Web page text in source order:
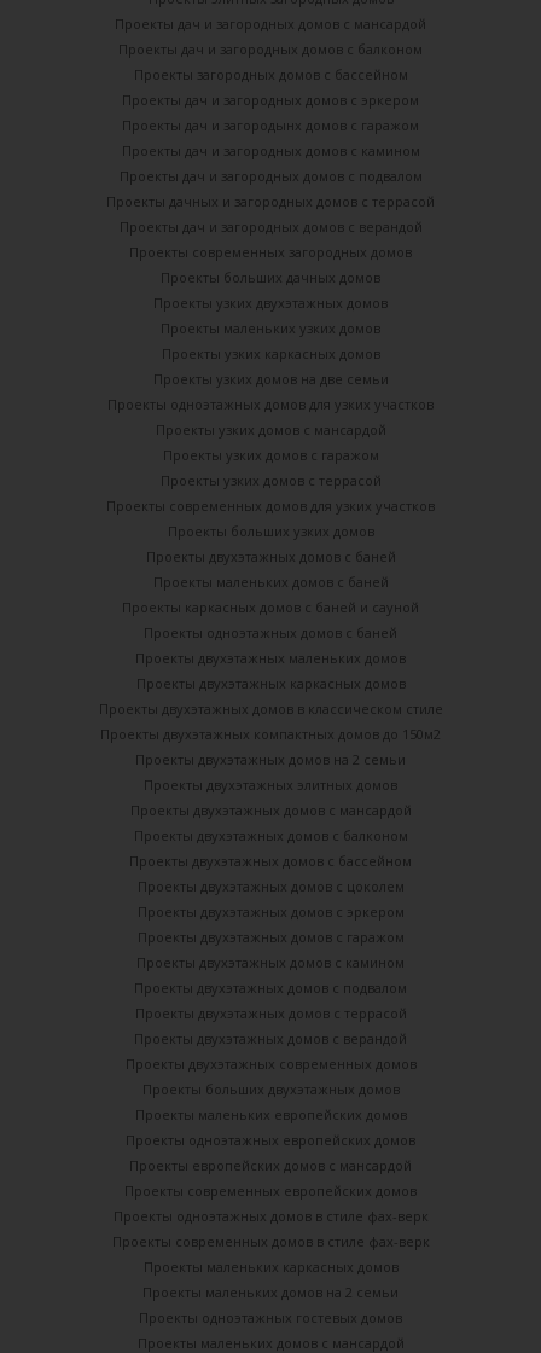
Проекты дач и загородных домов с мансардой
Проекты дач и загородных домов с балконом
Проекты загородных домов с бассейном
Проекты дач и загородных домов с эркером
Проекты дач и загородынх домов с гаражом
Проекты дач и загородных домов с камином
Проекты дач и загородных домов с подвалом
Проекты дачных и загородных домов с террасой
Проекты дач и загородных домов с верандой
Проекты современных загородных домов
Проекты больших дачных домов
Проекты узких двухэтажных домов
Проекты маленьких узких домов
Проекты узких каркасных домов
Проекты узких домов на две семьи
Проекты одноэтажных домов для узких участков
Проекты узких домов с мансардой
Проекты узких домов с гаражом
Проекты узких домов с террасой
Проекты современных домов для узких участков
Проекты больших узких домов
Проекты двухэтажных домов с баней
Проекты маленьких домов с баней
Проекты каркасных домов c баней и сауной
Проекты одноэтажных домов с баней
Проекты двухэтажных маленьких домов
Проекты двухэтажных каркасных домов
Проекты двухэтажных домов в классическом стиле
Проекты двухэтажных компактных домов до 150м2
Проекты двухэтажных домов на 2 семьи
Проекты двухэтажных элитных домов
Проекты двухэтажных домов с мансардой
Проекты двухэтажных домов с балконом
Проекты двухэтажных домов с бассейном
Проекты двухэтажных домов с цоколем
Проекты двухэтажных домов с эркером
Проекты двухэтажных домов с гаражом
Проекты двухэтажных домов с камином
Проекты двухэтажных домов с подвалом
Проекты двухэтажных домов с террасой
Проекты двухэтажных домов с верандой
Проекты двухэтажных современных домов
Проекты больших двухэтажных домов
Проекты маленьких европейских домов
Проекты одноэтажных европейских домов
Проекты европейских домов с мансардой
Проекты современных европейских домов
Проекты одноэтажных домов в стиле фах-верк
Проекты современных домов в стиле фах-верк
Проекты маленьких каркасных домов
Проекты маленьких домов на 2 семьи
Проекты одноэтажных гостевых домов
Проекты маленьких домов с мансардой